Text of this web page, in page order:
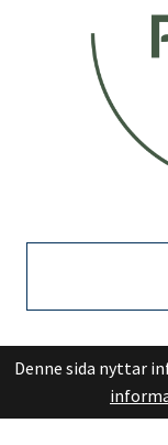
Denne sida nyttar